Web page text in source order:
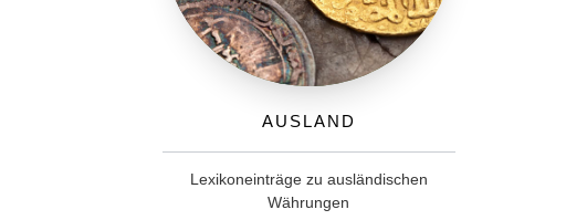
Ausland
Lexikoneinträge zu ausländischen
Währungen